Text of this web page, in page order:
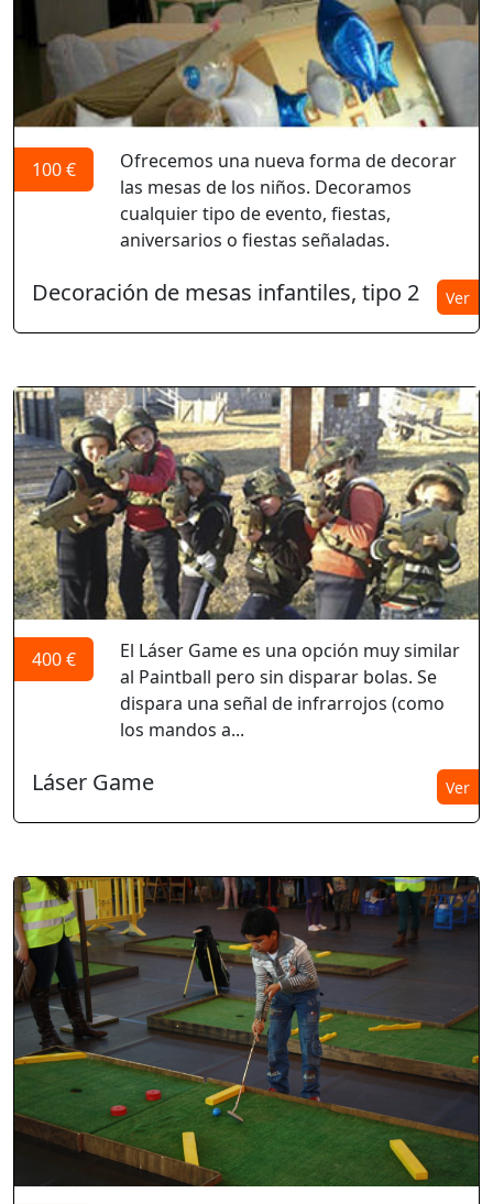
Ofrecemos una nueva forma de decorar
las mesas de los niños. Decoramos
cualquier tipo de evento, fiestas,
aniversarios o fiestas señaladas.
100 €
Decoración de mesas infantiles, tipo 2 Ver
El Láser Game es una opción muy similar
al Paintball pero sin disparar bolas. Se
dispara una señal de infrarrojos (como
los mandos a...
400 €
Láser Game Ver